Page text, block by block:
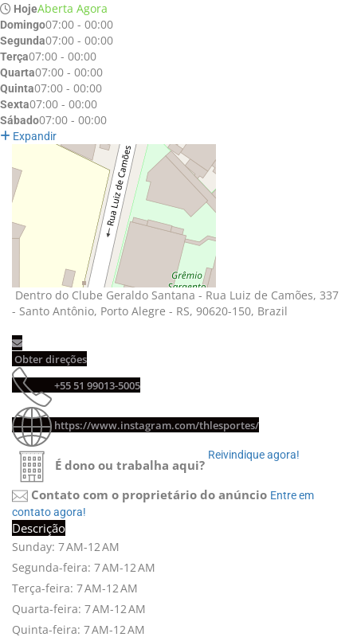
HojeAberta Agora
Domingo07:00 - 00:00
Segunda07:00 - 00:00
Terça07:00 - 00:00
Quarta07:00 - 00:00
Quinta07:00 - 00:00
Sexta07:00 - 00:00
Sábado07:00 - 00:00
Expandir
Dentro do Clube Geraldo Santana - Rua Luiz de Camões, 337
- Santo Antônio, Porto Alegre - RS, 90620-150, Brazil
Obter direções
+55 51 99013-5005
https://www.instagram.com/thlesportes/
É dono ou trabalha aqui?
Reivindique agora!
Contato com o proprietário do anúncio Entre em
contato agora!
Descrição
Sunday: 7 AM-12 AM
Segunda-feira: 7 AM-12 AM
Terça-feira: 7 AM-12 AM
Quarta-feira: 7 AM-12 AM
Quinta-feira: 7 AM-12 AM